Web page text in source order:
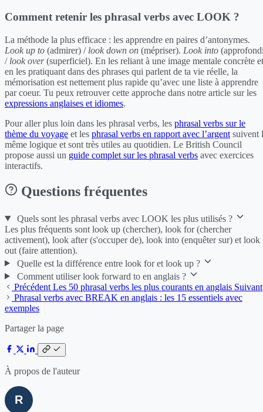
Comment retenir les phrasal verbs avec LOOK ?
La méthode la plus efficace : les apprendre en paires d’antonymes.
Look up to (admirer) / look down on (mépriser). Look into
/ look over(superficiel). En les reliant à une image mentale concrète et
en les pratiquant dans des phrases qui parlent de ta vie réelle, la
mémorisation est nettement plus rapide qu’avec une liste à apprendre
par coeur. Tu peux retrouver cette approche dans notre article sur les
expressions anglaises et idiomes.
Pour aller plus loin dans les phrasal verbs, les phrasal verbs sur le
thème du voyage et les phrasal verbs en rapport avec l’argent suivent
même logique et sont très utiles au quotidien. Le British Council
propose aussi un guide complet sur les phrasal verbs avec exercices
interactifs.
Questions fréquentes
Quels sont les phrasal verbs avec LOOK les plus utilisés ?
Les plus fréquents sont look up (chercher), look for (chercher
activement), look after (s'occuper de), look into (enquêter sur) et look
out (faire attention).
Quelle est la différence entre look for et look up ?
Comment utiliser look forward to en anglais ?
Précédent Les 50 phrasal verbs les plus courants en anglais Suivant
Phrasal verbs avec BREAK en anglais : les 15 essentiels avec
exemples
Partager la page
À propos de l'auteur